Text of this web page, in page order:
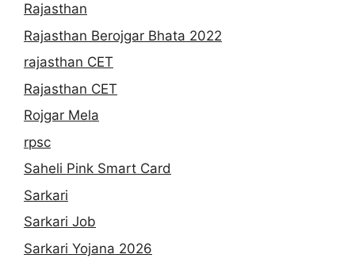
Rajasthan
Rajasthan Berojgar Bhata 2022
rajasthan CET
Rajasthan CET
Rojgar Mela
rpsc
Saheli Pink Smart Card
Sarkari
Sarkari Job
Sarkari Yojana 2026